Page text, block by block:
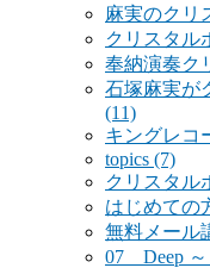
麻実のクリ
クリスタル
奉納演奏ク
石塚麻実が
(11)
キングレコ
topics (7)
クリスタル
はじめての
無料メール
07 Deep ～